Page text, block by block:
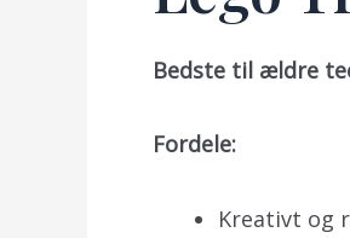
Bedste til ældre
Fordele:
Kreativt og